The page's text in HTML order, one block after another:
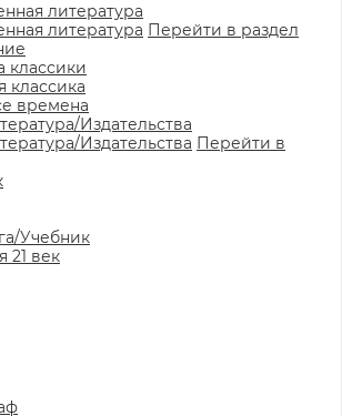
литература
литература Перейти в раздел
классики
классика
времена
Издательства
Издательства Перейти в
Учебник
21 век